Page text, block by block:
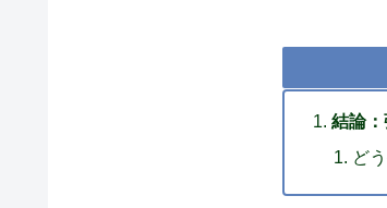
結論
ど